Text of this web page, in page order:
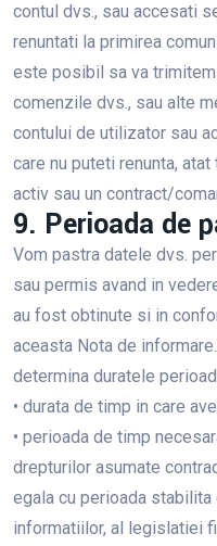
contul dvs., sau accesati
renuntati la primirea
este posibil sa va
comenzile dvs., sau alte
contului de utilizator sau
care nu puteti renunta,
activ sau un contract/
9. Perioada de
Vom pastra datele dvs.
sau permis avand in
au fost obtinute si in
aceasta Nota de
determina duratele
• durata de timp in care
• perioada de timp
drepturilor asumate
egala cu perioada
informatiilor, al legislatiei